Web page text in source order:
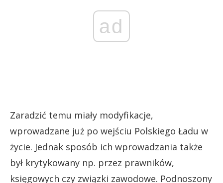
ad
Zaradzić temu miały modyfikacje,
wprowadzane już po wejściu Polskiego Ładu w
życie. Jednak sposób ich wprowadzania także
był krytykowany np. przez prawników,
księgowych czy związki zawodowe. Podnoszony